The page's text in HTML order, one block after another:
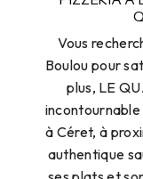
Vous
Boulou pour
plus, LE
à Céret, à
authentique